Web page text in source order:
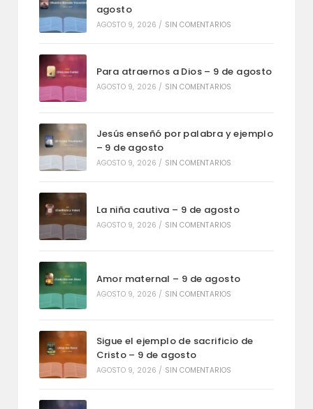
agosto
AGOSTO 9, 2026 / SIN COMENTARIOS
Para atraernos a Dios – 9 de agosto
AGOSTO 9, 2026 / SIN COMENTARIOS
Jesús enseñó por palabra y ejemplo
– 9 de agosto
AGOSTO 9, 2026 / SIN COMENTARIOS
La niña cautiva – 9 de agosto
AGOSTO 9, 2026 / SIN COMENTARIOS
Amor maternal – 9 de agosto
AGOSTO 9, 2026 / SIN COMENTARIOS
Sigue el ejemplo de sacrificio de
Cristo – 9 de agosto
AGOSTO 9, 2026 / SIN COMENTARIOS